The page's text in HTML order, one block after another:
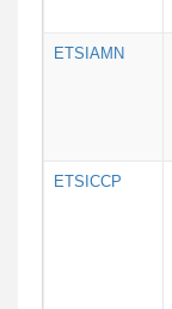
ETSIAMN
ETSICCP